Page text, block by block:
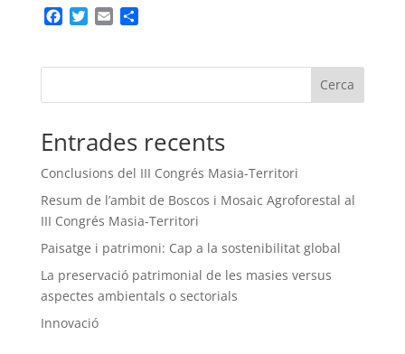
F
e
o
k
T
t
e
E
i
C
p
r
e
x
Cerca
Entrades recents
Conclusions del III Congrés Masia-Territori
Resum de l’ambit de Boscos i Mosaic Agroforestal al
III Congrés Masia-Territori
Paisatge i patrimoni: Cap a la sostenibilitat global
La preservació patrimonial de les masies versus
aspectes ambientals o sectorials
Innovació